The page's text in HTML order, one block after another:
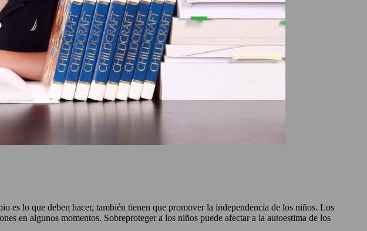
es lo que deben hacer, también tienen que promover la independencia de los niños. Los
en algunos momentos. Sobreproteger a los niños puede afectar a la autoestima de los